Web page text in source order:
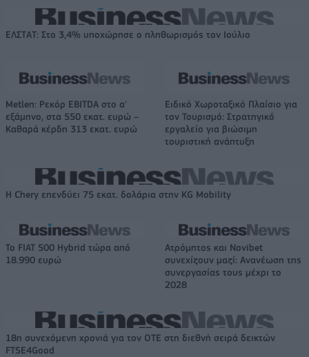
ΕΛΣΤΑΤ: Στο 3,4% υποχώρησε ο πληθωρισμός τον Ιούλιο
Metlen: Ρεκόρ EBITDA στο α'
εξάμηνο, στα 550 εκατ. ευρώ –
Καθαρά κέρδη 313 εκατ. ευρώ
Ειδικό Χωροταξικό Πλαίσιο για
τον Τουρισμό: Στρατηγικό
εργαλείο για βιώσιμη
τουριστική ανάπτυξη
Η Chery επενδύει 75 εκατ. δολάρια στην KG Mobility
Το FIAT 500 Hybrid τώρα από
18.990 ευρώ
Ατρόμητος και Novibet
συνεχίζουν μαζί: Ανανέωση της
συνεργασίας τους μέχρι το
2028
18η συνεχόμενη χρονιά για τον ΟΤΕ στη διεθνή σειρά δεικτών
FTSE4Good